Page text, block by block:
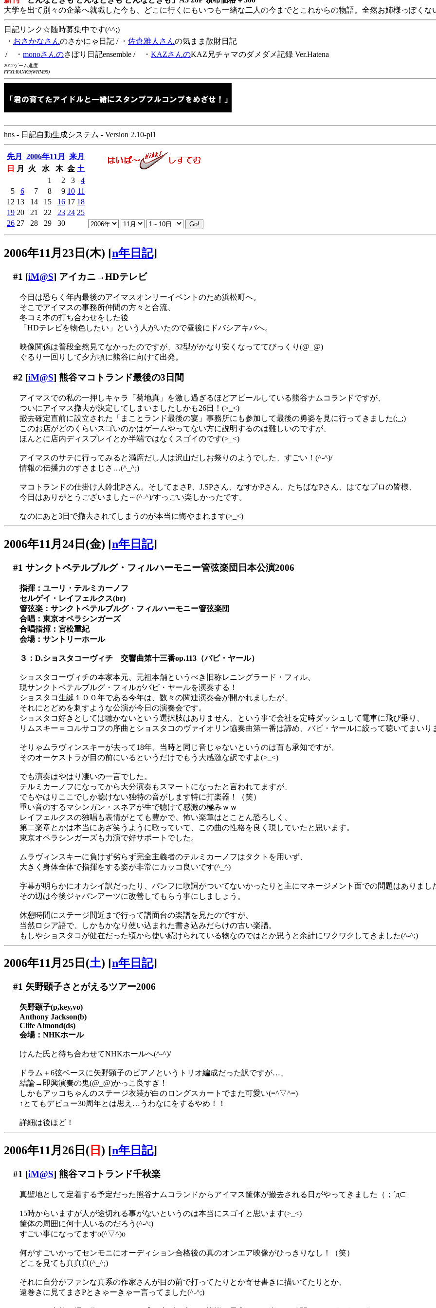
大学を出て別々の企業へ就職した今も、どこに行くにもいつも一緒な二人の今までとこれからの物語。全然お姉様っぽくな
日記リンク☆随時募集中です(^^;)
・ おさかなさんのさかにゃ日記 / ・ 佐倉雅人さんの気まま散財日記
/ ・ monoさんのさぼり日記ensemble / ・ KAZさんのKAZ兄チャマのダメダメ記録 Ver.Hatena
2012ゲーム進度
FFXI:RANK9(WHM95)
hns - 日記自動生成システム - Version 2.10-pl1
先月 2006年11月
来月
日
月 火 水 木 金 土
1
2 3
4
5
6 7 8 9 10 11
12 13 14 15 16 17 18
19 20 21 22 23 24 25
26 27 28 29 30
2006年11月23日(木) [n年日記]
#1 [iM@S] アイカニ→HDテレビ
今日は恐らく年内最後のアイマスオンリーイベントのため浜松町へ。
そこでアイマスの事務所仲間の方々と合流、
冬コミ本の打ち合わせをした後
「HDテレビを物色したい」という人がいたので昼後にドバシアキバへ。
映像関係は普段全然見てなかったのですが、32型がかなり安くなっててびっくり(@_@)
ぐるり一回りして夕方頃に熊谷に向けて出発。
#2 [iM@S] 熊谷マコトランド最後の3日間
アイマスでの私の一押しキャラ「菊地真」を激し過ぎるほどアピールしている熊谷ナムコランドですが、
ついにアイマス撤去が決定してしまいましたしかも26日！(>_<)
撤去確定直前に設立された「まことランド最後の宴」事務所にも参加して最後の勇姿を見に行ってきました(;_;)
このお店がどのくらいスゴいのかはゲームやってない方に説明するのは難しいのですが、
ほんとに店内ディスプレイとか半端ではなくスゴイのです(>_<)
アイマスのサテに行ってみると満席だし人は沢山だしお祭りのようでした、すごい！(^-^)/
情報の伝播力のすさまじさ…(^_^;)
マコトランドの仕掛け人鈴北Pさん。そしてまさP、J.SPさん、なすかPさん、たちばなPさん、はてなプロの皆様、
今日はありがとうございました～(^-^)/すっごい楽しかったです。
なのにあと3日で撤去されてしまうのが本当に悔やまれます(>_<)
2006年11月24日(金) [n年日記]
#1 サンクトペテルブルグ・フィルハーモニー管弦楽団日本公演2006
指揮：ユーリ・テルミカーノフ
セルゲイ・レイフェルクス(br)
管弦楽：サンクトペテルブルグ・フィルハーモニー管弦楽団
合唱：東京オペラシンガーズ
合唱指揮：宮松重紀
会場：サントリーホール
３：D.ショスタコーヴィチ 交響曲第十三番op.113（バビ・ヤール）
ショスタコーヴィチの本家本元、元祖本舗というべき旧称レニングラード・フィル、
現サンクトペテルブルグ・フィルがバビ・ヤールを演奏する！
ショスタコ生誕１００年である今年は、数々の関連演奏会が開かれましたが、
それにとどめを刺すような公演が今日の演奏会です。
ショスタコ好きとしては聴かないという選択肢はありません、という事で会社を定時ダッシュして電車に飛び乗り、
リムスキー＝コルサコフの序曲とショスタコのヴァイオリン協奏曲第一番は諦め、バビ・ヤールに絞って聴いてまいり
そりゃムラヴィンスキーが去って18年、当時と同じ音じゃないというのは百も承知ですが、
そのオーケストラが目の前にいるというだけでもう大感激な訳ですよ(>_<)
でも演奏はやはり凄いの一言でした。
テルミカーノフになってから大分演奏もスマートになったと言われてますが、
でもやはりここでしか聴けない独特の音がします特に打楽器！（笑）
重い音のするマシンガン・スネアが生で聴けて感激の極みｗｗ
レイフェルクスの独唱も表情がとても豊かで、怖い楽章はとことん恐ろしく、
第二楽章とかは本当にあざ笑うように歌っていて、この曲の性格を良く現していたと思います。
東京オペラシンガーズも力演で好サポートでした。
ムラヴィンスキーに負けず劣らず完全主義者のテルミカーノフはタクトを用いず、
大きく身体全体で指揮をする姿が非常にカッコ良いです(^_^)
字幕が明らかにオカシイ訳だったり、パンフに歌詞がついてないかったりと主にマネージメント面での問題はありまし
その辺は今後ジャパンアーツに改善してもらう事にしましょう。
休憩時間にステージ間近まで行って譜面台の楽譜を見たのですが、
当然ロシア語で、しかもかなり使い込まれた書き込みだらけの古い楽譜。
もしやショスタコが健在だった頃から使い続けられている物なのではとか思うと余計にワクワクしてきました(^-^;)
2006年11月25日(土) [n年日記]
#1 矢野顕子さとがえるツアー2006
矢野顕子(p,key,vo)
Anthony Jackson(b)
Clife Almond(ds)
会場：NHKホール
けんた氏と待ち合わせてNHKホールへ(^-^)/
ドラム＋6弦ベースに矢野顕子のピアノというトリオ編成だった訳ですが…、
結論→即興演奏の鬼(@_@)かっこ良すぎ！
しかもアッコちゃんのステージ衣装が白のロングスカートでまた可愛い(=^▽^=)
↑とてもデビュー30周年とは思え…うわなにをするやめ！！
詳細は後ほど！
2006年11月26日( 日 ) [n年日記]
#1 [iM@S] 熊谷マコトランド千秋楽
真聖地として定着する予定だった熊谷ナムコランドからアイマス筐体が撤去される日がやってきました（；´д⊂
15時からいますが人が途切れる事がないというのは本当にスゴイと思います(>_<)
筐体の周囲に何十人いるのだろう(^-^;)
すごい事になってますo(^▽^)o
何がすごいかってセンモニにオーディション合格後の真のオンエア映像がひっきりなし！（笑）
どこを見ても真真真(^_^;)
それに自分がファンな真系の作家さんが目の前で打ってたりとか寄せ書きに描いてたりとか、
遠巻きに見てまさPときゃーきゃー言ってました(^-^;)